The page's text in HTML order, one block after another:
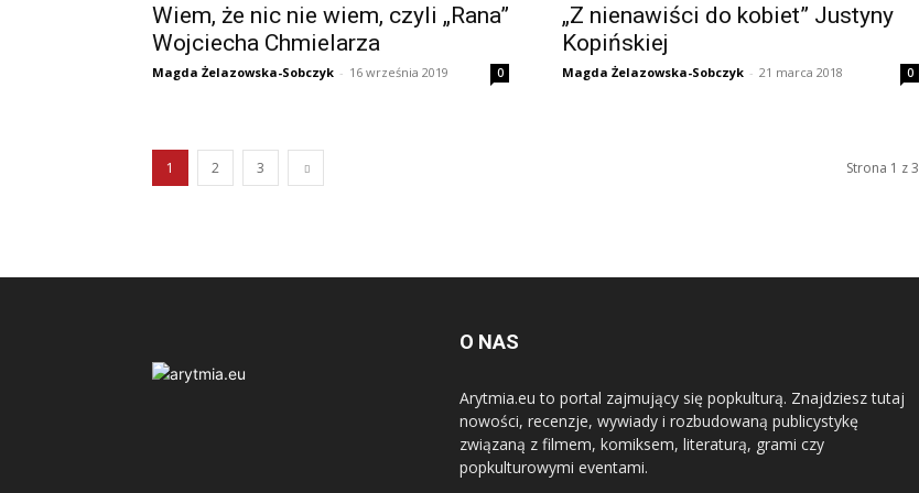
Wiem, że nic nie wiem, czyli „Rana”
Wojciecha Chmielarza
Magda Żelazowska-Sobczyk - 16 września 2019 0
„Z nienawiści do kobiet” Justyny
Kopińskiej
Magda Żelazowska-Sobczyk - 21 marca 2018 0
1 2 3 Strona 1 z 3
O NAS
Arytmia.eu to portal zajmujący się popkulturą. Znajdziesz tutaj
nowości, recenzje, wywiady i rozbudowaną publicystykę
związaną z filmem, komiksem, literaturą, grami czy
popkulturowymi eventami.